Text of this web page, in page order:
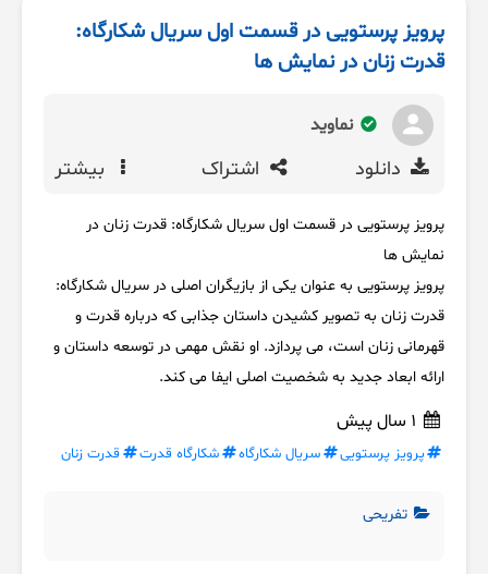
پرویز پرستویی در قسمت اول سریال شکارگاه:
قدرت زنان در نمایش ها
نماوید
دانلود اشتراک بیشتر
پرویز پرستویی در قسمت اول سریال شکارگاه: قدرت زنان در
نمایش ها
پرویز پرستویی به عنوان یکی از بازیگران اصلی در سریال شکارگاه:
قدرت زنان به تصویر کشیدن داستان جذابی که درباره قدرت و
قهرمانی زنان است، می پردازد. او نقش مهمی در توسعه داستان و
ارائه ابعاد جدید به شخصیت اصلی ایفا می کند.
پرویز پرستویی سریال شکارگاه شکارگاه قدرت قدرت زنان
تفریحی